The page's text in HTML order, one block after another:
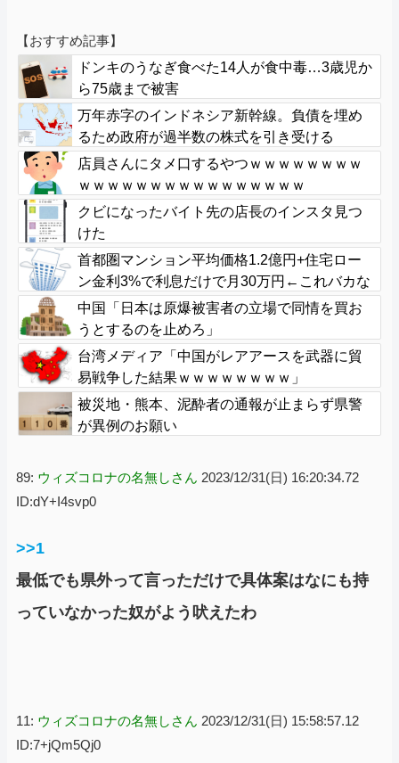
【おすすめ記事】
ドンキのうなぎ食べた14人が食中毒…3歳児か
ら75歳まで被害
万年赤字のインドネシア新幹線。負債を埋め
るため政府が過半数の株式を引き受ける
店員さんにタメ口するやつｗｗｗｗｗｗｗｗ
ｗｗｗｗｗｗｗｗｗｗｗｗｗｗｗｗ
クビになったバイト先の店長のインスタ見つ
けた
首都圏マンション平均価格1.2億円+住宅ロー
ン金利3%で利息だけで月30万円←これバカな
ん？
中国「日本は原爆被害者の立場で同情を買お
うとするのを止めろ」
台湾メディア「中国がレアアースを武器に貿
易戦争した結果ｗｗｗｗｗｗｗｗ」
被災地・熊本、泥酔者の通報が止まらず県警
が異例のお願い
89: ウィズコロナの名無しさん 2023/12/31(日) 16:20:34.72
ID:dY+I4svp0
>>1
最低でも県外って言っただけで具体案はなにも持
っていなかった奴がよう吠えたわ
11: ウィズコロナの名無しさん 2023/12/31(日) 15:58:57.12
ID:7+jQm5Qj0